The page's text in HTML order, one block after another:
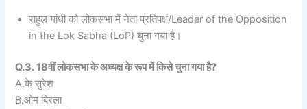
राहुल गांधी को लोकसभा में नेता प्रतिपक्ष/Leader of the Opposition
in the Lok Sabha (LoP) चुना गया है।
Q.3. 18वीं लोकसभा के अध्यक्ष के रूप में किसे चुना गया है?
A.के सुरेश
B.ओम बिरला